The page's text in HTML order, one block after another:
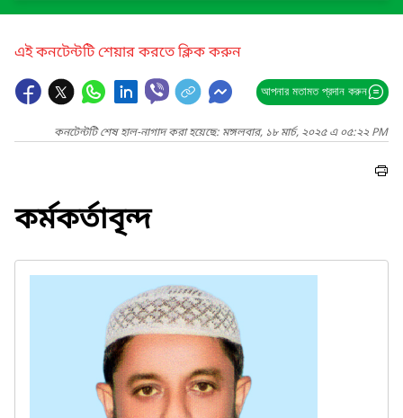
এই কনটেন্টটি শেয়ার করতে ক্লিক করুন
আপনার মতামত প্রদান করুন
কনটেন্টটি শেষ হাল-নাগাদ করা হয়েছে: মঙ্গলবার, ১৮ মার্চ, ২০২৫ এ ০৫:২২ PM
কর্মকর্তাবৃন্দ